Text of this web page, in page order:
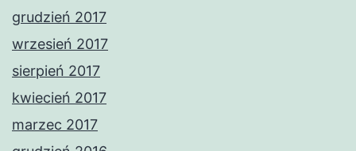
grudzień 2017
wrzesień 2017
sierpień 2017
kwiecień 2017
marzec 2017